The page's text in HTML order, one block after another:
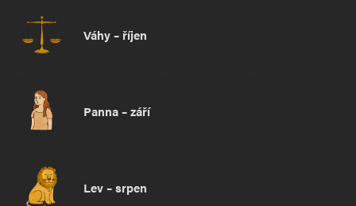
Váhy – říjen
Panna – září
Lev – srpen